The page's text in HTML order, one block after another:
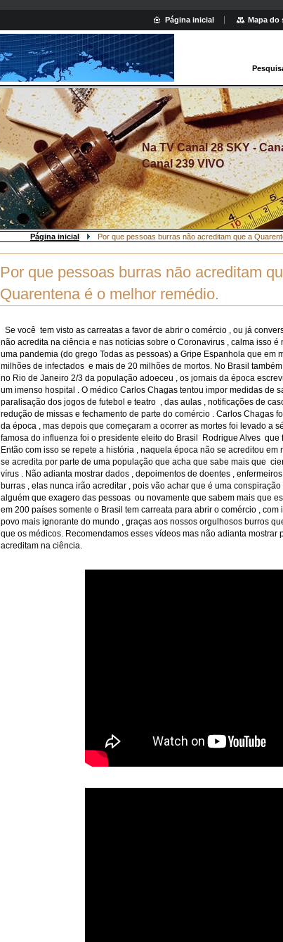
Na TV Canal 28 SKY -
Canal 239 VIVO
Página inicial Por que pessoas burras não acreditam que a
Por que pessoas burras não acreditam
Quarentena é o melhor remédio.
Se você tem visto as carreatas a favor de abrir o comércio , ou já
não acredita na ciência e nas notícias sobre o Coronavirus , calma isso é
uma pandemia (do grego Todas as pessoas) a Gripe Espanhola que em
milhões de infectados e mais de 20 milhões de mortos. No Brasil
no Rio de Janeiro 2/3 da população adoeceu , os jornais da época
um imenso hospital . O médico Carlos Chagas tentou impor medidas de
paralisação dos jogos de futebol e teatro , das aulas , notificações de
redução de missas e fechamento de parte do comércio . Carlos Chagas
da época , mas depois que começaram a ocorrer as mortes foi levado a
famosa do influenza foi o presidente eleito do Brasil Rodrigue Alves que
Então com isso se repete a história , naquela época não se acreditou em
se acredita por parte de uma população que acha que sabe mais que
vírus . Não adianta mostrar dados , depoimentos de doentes ,
burras , elas nunca irão acreditar , pois vão achar que é uma
alguém que exagero das pessoas ou novamente que sabem mais que
em 200 países somente o Brasil tem carreata para abrir o comércio ,
povo mais ignorante do mundo , graças aos nossos orgulhosos burros
que os médicos. Recomendamos esses vídeos mas não adianta mostrar
acreditam na ciência.
Página inicial Mapa do